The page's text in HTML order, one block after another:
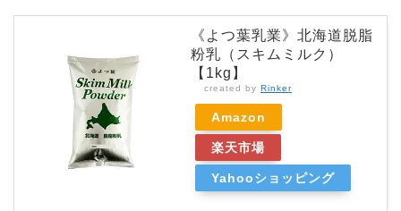
《よつ葉乳業》北海道脱脂
粉乳（スキムミルク）
【1kg】
created by Rinker
Amazon
楽天市場
Yahooショッピング